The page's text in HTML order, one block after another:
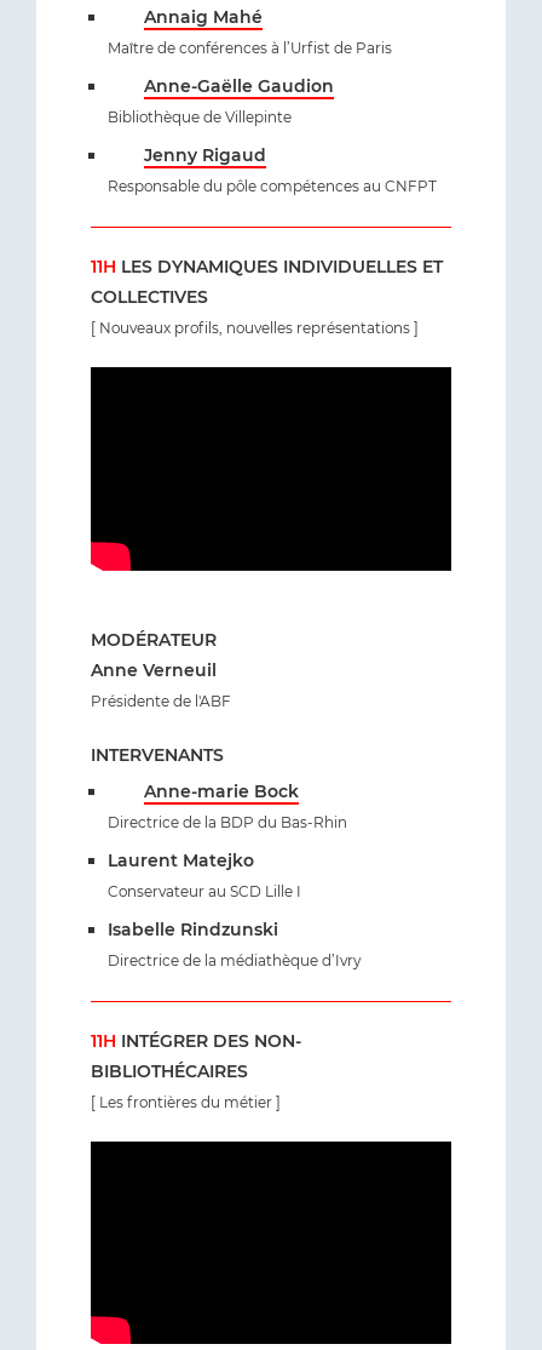
Annaig Mahé
Maître de conférences à l’Urfist de Paris
Anne-Gaëlle Gaudion
Bibliothèque de Villepinte
Jenny Rigaud
Responsable du pôle compétences au CNFPT
11H LES DYNAMIQUES INDIVIDUELLES ET
COLLECTIVES
[ Nouveaux profils, nouvelles représentations ]
MODÉRATEUR
Anne Verneuil
Présidente de l'ABF
INTERVENANTS
Anne-marie Bock
Directrice de la BDP du Bas-Rhin
Laurent Matejko
Conservateur au SCD Lille I
Isabelle Rindzunski
Directrice de la médiathèque d’Ivry
11H INTÉGRER DES NON-
BIBLIOTHÉCAIRES
[ Les frontières du métier ]